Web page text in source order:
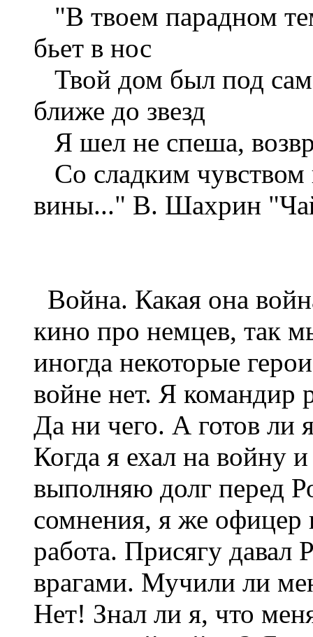
"В твоем парадном
бьет в нос
Твой дом был под
ближе до звезд
Я шел не спеша,
Со сладким чувством
вины..." В. Шахрин
Война. Какая она
кино про немцев, так
иногда некоторые
войне нет. Я командир
Да ни чего. А готов ли
Когда я ехал на войну
выполняю долг перед
сомнения, я же офицер
работа. Присягу давал
врагами. Мучили ли
Нет! Знал ли я, что